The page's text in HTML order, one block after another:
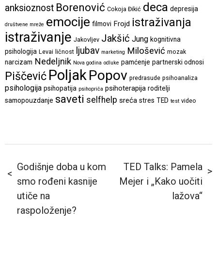
anksioznost Borenović Cokoja Đikić deca depresija
društvene mreže emocije filmovi Frojd istraživanja
istraživanje Jakovljev Jakšić Jung kognitivna
psihologija Levai ličnost ljubav marketing Milošević mozak
narcizam Nedeljnik Nova godina odluke pamćenje partnerski odnosi
Piščević PoljakPopov predrasude psihoanaliza
psihologija psihopatija psihopriča psihoterapija roditelji
samopouzdanje saveti selfhelp sreća stres TED test video
Godišnje doba u kom
smo rođeni kasnije
utiče na
raspoloženje?
TED Talks: Pamela
Mejer i „Kako uočiti
lažova“